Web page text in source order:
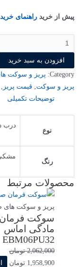
پیش از خرید راهنمای خرید
افزودن به سبد خرید
Category:
پریز و سوکت
پریز و سوکت, قیمت پریز ,
توضیحات تکمیلی
نوع
درب
رنگ
محصولات مرتبط
پریز و سوکت های
مادگی اماس
EBM06PU32
2,062,000 تومان
1,958,900 تومان